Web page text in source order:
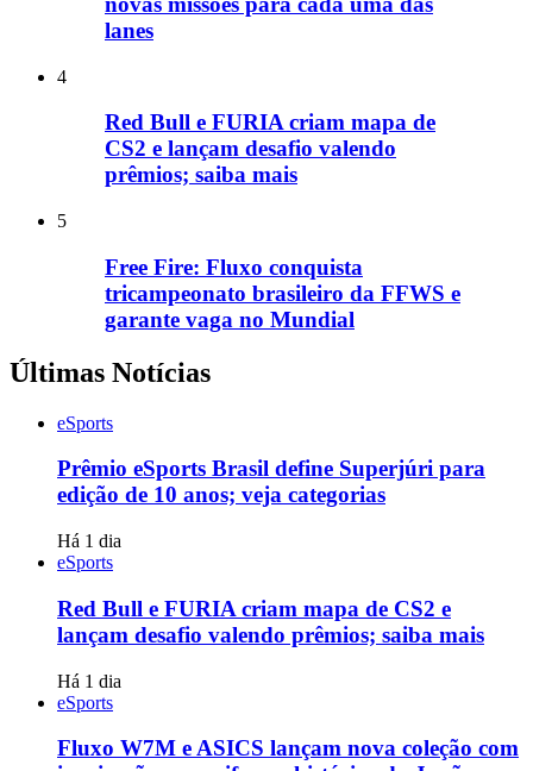
lanes
4
Red Bull e FURIA criam mapa de
CS2 e lançam desafio valendo
prêmios; saiba mais
5
Free Fire: Fluxo conquista
tricampeonato brasileiro da FFWS e
garante vaga no Mundial
Últimas Notícias
eSports
Prêmio eSports Brasil define Superjúri para
edição de 10 anos; veja categorias
Há 1 dia
eSports
Red Bull e FURIA criam mapa de CS2 e
lançam desafio valendo prêmios; saiba mais
Há 1 dia
eSports
Fluxo W7M e ASICS lançam nova coleção com